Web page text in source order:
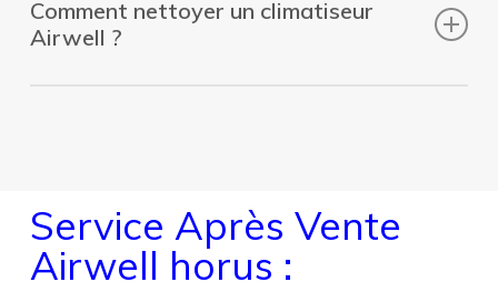
pièce ; mode TIMER : vous pourrez
télécommande. Cette dernière dispose de
boutons représentant un soleil, ou encore
Comment nettoyer un climatiseur
Airwell ?
avec un chiffon et de l’eau savonneuse
Service Après Vente
Airwell horus :